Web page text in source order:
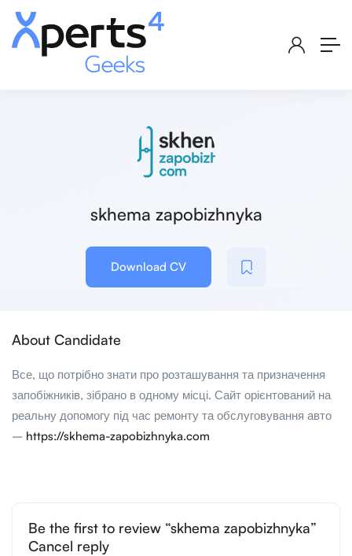
skhema zapobizhnyka
Download CV
About Candidate
Все, що потрібно знати про розташування та призначення
запобіжників, зібрано в одному місці. Сайт орієнтований на
реальну допомогу під час ремонту та обслуговування авто
– https://skhema-zapobizhnyka.com
Be the first to review “skhema zapobizhnyka”
Cancel reply